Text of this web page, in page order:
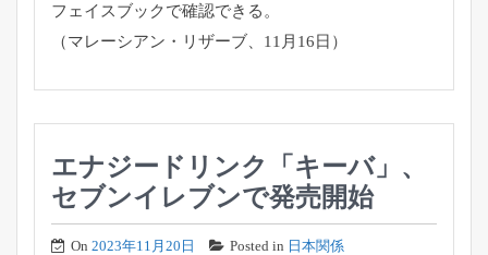
フェイスブックで確認できる。
（マレーシアン・リザーブ、11月16日）
エナジードリンク「キーバ」、
セブンイレブンで発売開始
On 2023年11月20日 Posted in 日本関係